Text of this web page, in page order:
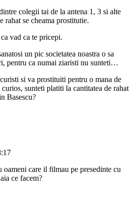
colegii tai de la antena 1, 3 si alte
rahat se cheama prostitutie.
vad ca te pricepi.
un pic societatea noastra o sa
pentru ca numai ziaristi nu sunteti…
si va prostituiti pentru o mana de
sunteti platiti la cantitatea de rahat
Basescu?
oameni care il filmau pe presedinte cu
ce facem?